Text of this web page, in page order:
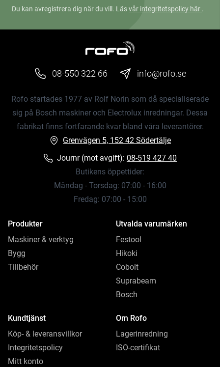
Du kan avregistrera dig när du vill. Läsvår integritetspolicy här .
08-550 322 66 info@rofo.se
Rofo startades 1977 av Rolf Norin som då specialiserade
sig på Bosch maskiner och Electrolux inredningar. Dessa
fabrikat finns fortfarande kvar bland våra leverantörer.
Grenvägen 5, 152 42 Södertälje
Journr (mot avgift): 08-519 427 40
Butikens öppettider:
Måndag - Torsdag: 07:00 - 16:00
Fredag: 07:00 - 15:00
Produkter
Maskiner & verktyg
Bygg
Tillbehör
Utvalda varumärken
Festool
Hikoki
Cobolt
Suprabeam
Bosch
Kundtjänst
Köp- & leveransvillkor
Integritetspolicy
Mitt konto
Om Rofo
Lagerinredning
ISO-certifikat